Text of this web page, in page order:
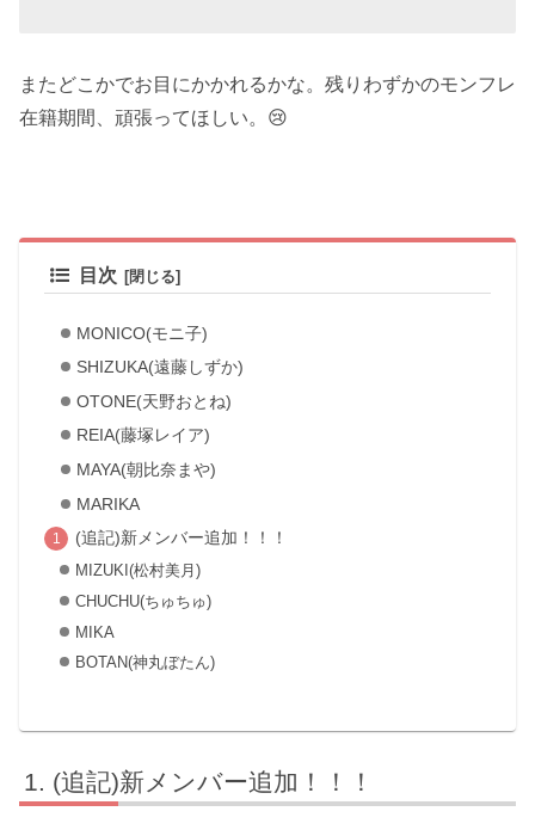
またどこかでお目にかかれるかな。残りわずかのモンフレ
在籍期間、頑張ってほしい。😢
目次
MONICO(モニ子)
SHIZUKA(遠藤しずか)
OTONE(天野おとね)
REIA(藤塚レイア)
MAYA(朝比奈まや)
MARIKA
(追記)新メンバー追加！！！
MIZUKI(松村美月)
CHUCHU(ちゅちゅ)
MIKA
BOTAN(神丸ぼたん)
(追記)新メンバー追加！！！